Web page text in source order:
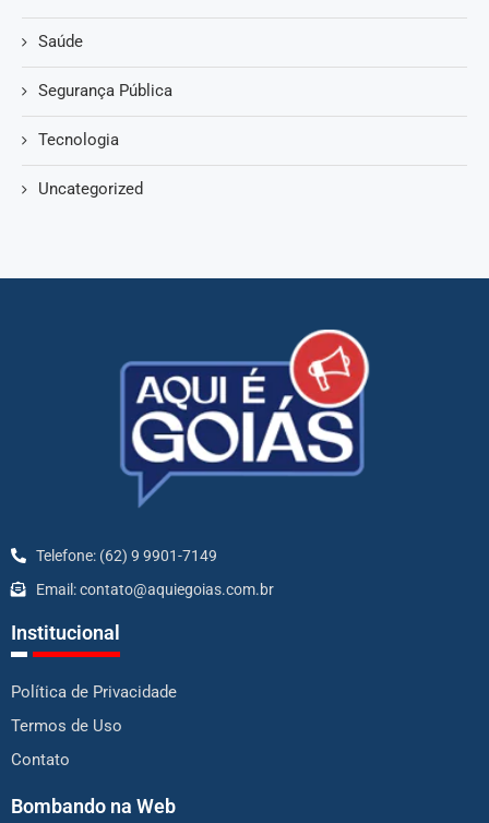
Saúde
Segurança Pública
Tecnologia
Uncategorized
Telefone: (62) 9 9901-7149
Email: contato@aquiegoias.com.br
Institucional
Política de Privacidade
Termos de Uso
Contato
Bombando na Web